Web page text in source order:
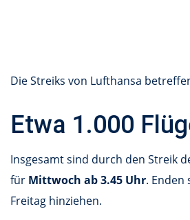
Die Streiks von Lufthansa
Etwa 1.000
Insgesamt sind durch den Streik
für Mittwoch ab 3.45 Uhr. Enden
Freitag hinziehen.